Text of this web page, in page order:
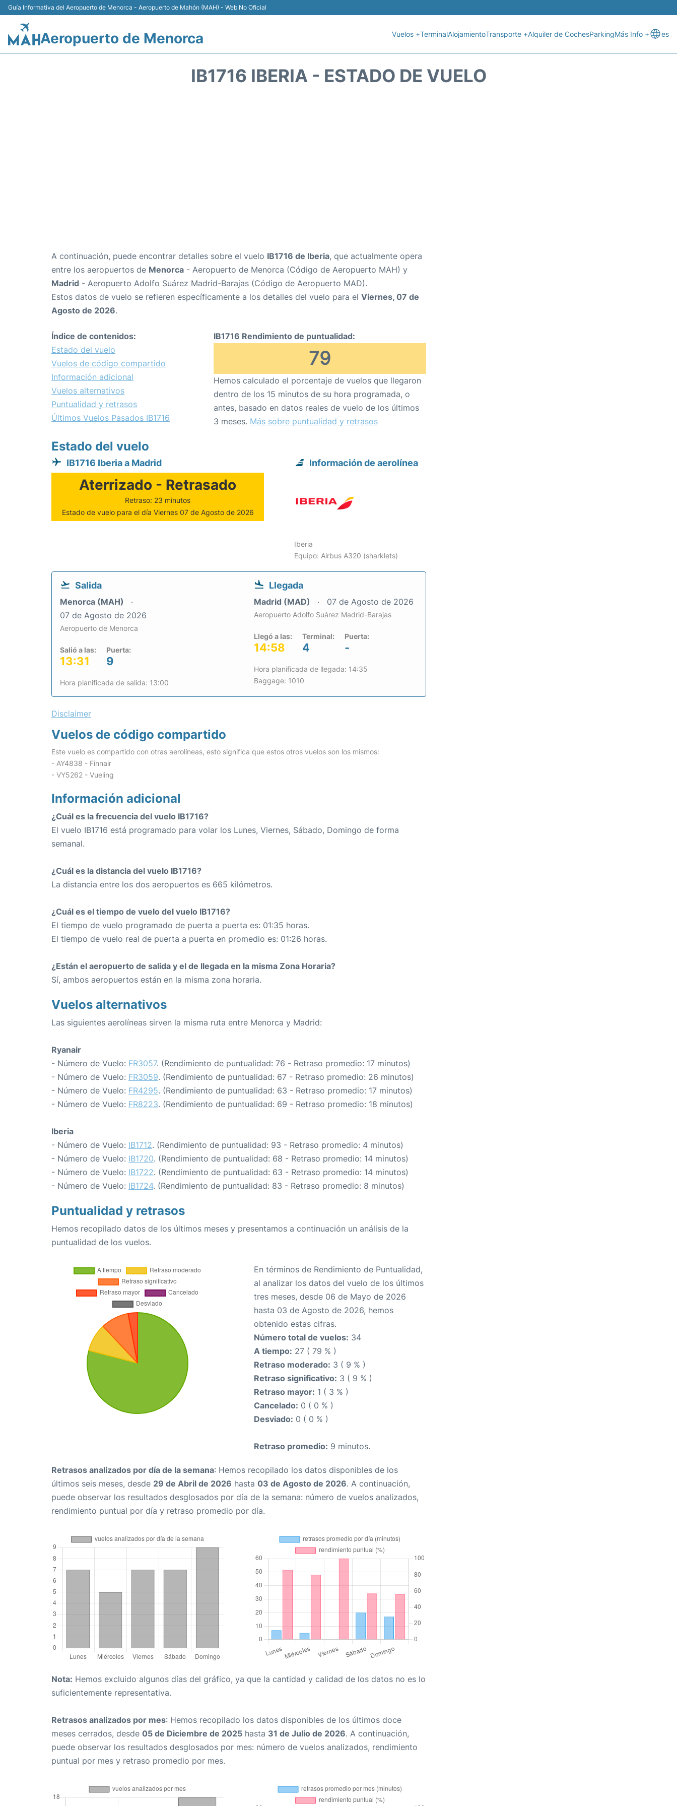
Guía Informativa del Aeropuerto de Menorca - Aeropuerto de Mahón (MAH) - Web No Oficial
Aeropuerto de Menorca Vuelos +TerminalAlojamientoTransporte +Alquiler de CochesParkingMás Info + es
IB1716 IBERIA - ESTADO DE VUELO
A continuación, puede encontrar detalles sobre el vuelo IB1716 de Iberia, que actualmente opera
entre los aeropuertos de Menorca - Aeropuerto de Menorca (Código de Aeropuerto MAH) y
Madrid - Aeropuerto Adolfo Suárez Madrid-Barajas (Código de Aeropuerto MAD).
Estos datos de vuelo se refieren específicamente a los detalles del vuelo para el Viernes, 07 de
Agosto de 2026.
Índice de contenidos:
Estado del vuelo
Vuelos de código compartido
Información adicional
Vuelos alternativos
Puntualidad y retrasos
Últimos Vuelos Pasados IB1716
IB1716 Rendimiento de puntualidad:
79
Hemos calculado el porcentaje de vuelos que llegaron
dentro de los 15 minutos de su hora programada, o
antes, basado en datos reales de vuelo de los últimos
3 meses. Más sobre puntualidad y retrasos
Estado del vuelo
IB1716 Iberia a Madrid
Aterrizado - Retrasado
Retraso: 23 minutos
Estado de vuelo para el día Viernes 07 de Agosto de 2026
Información de aerolínea
Iberia
Equipo: Airbus A320 (sharklets)
Salida
Menorca (MAH)
07 de Agosto de 2026
Aeropuerto de Menorca
Salió a las:
13:31
Puerta:
9
Hora planificada de salida: 13:00
Llegada
Madrid (MAD) 07 de Agosto de 2026
Aeropuerto Adolfo Suárez Madrid-Barajas
Llegó a las:
14:58
Terminal:
4
Puerta:
-
Hora planificada de llegada: 14:35
Baggage: 1010
Disclaimer
Vuelos de código compartido
Este vuelo es compartido con otras aerolíneas, esto significa que estos otros vuelos son los mismos:
- AY4838 - Finnair
- VY5262 - Vueling
Información adicional
¿Cuál es la frecuencia del vuelo IB1716?
El vuelo IB1716 está programado para volar los Lunes, Viernes, Sábado, Domingo de forma
semanal.
¿Cuál es la distancia del vuelo IB1716?
La distancia entre los dos aeropuertos es 665 kilómetros.
¿Cuál es el tiempo de vuelo del vuelo IB1716?
El tiempo de vuelo programado de puerta a puerta es: 01:35 horas.
El tiempo de vuelo real de puerta a puerta en promedio es: 01:26 horas.
¿Están el aeropuerto de salida y el de llegada en la misma Zona Horaria?
Sí, ambos aeropuertos están en la misma zona horaria.
Vuelos alternativos
Las siguientes aerolíneas sirven la misma ruta entre Menorca y Madrid:
Ryanair
- Número de Vuelo: FR3057. (Rendimiento de puntualidad: 76 - Retraso promedio: 17 minutos)
- Número de Vuelo: FR3059. (Rendimiento de puntualidad: 67 - Retraso promedio: 26 minutos)
- Número de Vuelo: FR4295. (Rendimiento de puntualidad: 63 - Retraso promedio: 17 minutos)
- Número de Vuelo: FR8223. (Rendimiento de puntualidad: 69 - Retraso promedio: 18 minutos)
Iberia
- Número de Vuelo: IB1712. (Rendimiento de puntualidad: 93 - Retraso promedio: 4 minutos)
- Número de Vuelo: IB1720. (Rendimiento de puntualidad: 68 - Retraso promedio: 14 minutos)
- Número de Vuelo: IB1722. (Rendimiento de puntualidad: 63 - Retraso promedio: 14 minutos)
- Número de Vuelo: IB1724. (Rendimiento de puntualidad: 83 - Retraso promedio: 8 minutos)
Puntualidad y retrasos
Hemos recopilado datos de los últimos meses y presentamos a continuación un análisis de la
puntualidad de los vuelos.
En términos de Rendimiento de Puntualidad,
al analizar los datos del vuelo de los últimos
tres meses, desde 06 de Mayo de 2026
hasta 03 de Agosto de 2026, hemos
obtenido estas cifras.
Número total de vuelos: 34
A tiempo: 27 ( 79 % )
Retraso moderado: 3 ( 9 % )
Retraso significativo: 3 ( 9 % )
Retraso mayor: 1 ( 3 % )
Cancelado: 0 ( 0 % )
Desviado: 0 ( 0 % )
Retraso promedio: 9 minutos.
Retrasos analizados por día de la semana: Hemos recopilado los datos disponibles de los
últimos seis meses, desde 29 de Abril de 2026 hasta 03 de Agosto de 2026. A continuación,
puede observar los resultados desglosados por día de la semana: número de vuelos analizados,
rendimiento puntual por día y retraso promedio por día.
Nota: Hemos excluido algunos días del gráfico, ya que la cantidad y calidad de los datos no es lo
suficientemente representativa.
Retrasos analizados por mes: Hemos recopilado los datos disponibles de los últimos doce
meses cerrados, desde 05 de Diciembre de 2025 hasta 31 de Julio de 2026. A continuación,
puede observar los resultados desglosados por mes: número de vuelos analizados, rendimiento
puntual por mes y retraso promedio por mes.